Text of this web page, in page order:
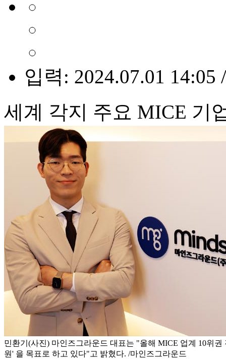
입력: 2024.07.01 14:05
세계 각지 주요 MICE 기
민환기(사진) 마인즈그라운드 대표는 "올해 MICE 업계 10위권
원' 을 목표로 하고 있다"고 밝혔다. /마인즈그라운드